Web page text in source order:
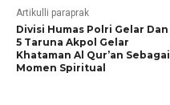
Artikulli paraprak
Divisi Humas Polri Gelar Dan
5 Taruna Akpol Gelar
Khataman Al Qur’an Sebagai
Momen Spiritual